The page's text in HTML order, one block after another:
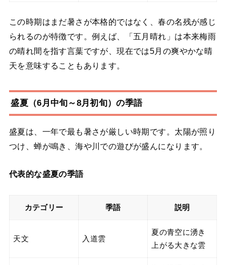
この時期はまだ暑さが本格的ではなく、春の名残が感じ
られるのが特徴です。例えば、「五月晴れ」は本来梅雨
の晴れ間を指す言葉ですが、現在では5月の爽やかな晴
天を意味することもあります。
盛夏（6月中旬～8月初旬）の季語
盛夏は、一年で最も暑さが厳しい時期です。太陽が照り
つけ、蝉が鳴き、海や川での遊びが盛んになります。
代表的な盛夏の季語
カテゴリー 季語 説明
天文 入道雲
夏の青空に湧き
上がる大きな雲